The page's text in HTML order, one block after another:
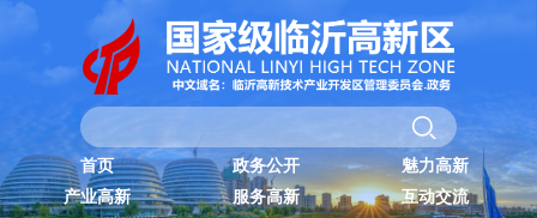
首页 政务公开
魅力高新
产业高新
服务高新
互动交流